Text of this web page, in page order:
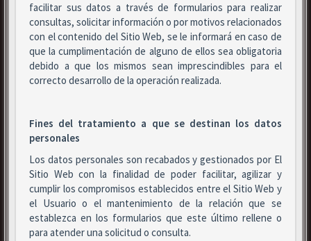
facilitar sus datos a través de formularios para realizar
consultas, solicitar información o por motivos relacionados
con el contenido del Sitio Web, se le informará en caso de
que la cumplimentación de alguno de ellos sea obligatoria
debido a que los mismos sean imprescindibles para el
correcto desarrollo de la operación realizada.
Fines del tratamiento a que se destinan los datos
personales
Los datos personales son recabados y gestionados por El
Sitio Web con la finalidad de poder facilitar, agilizar y
cumplir los compromisos establecidos entre el Sitio Web y
el Usuario o el mantenimiento de la relación que se
establezca en los formularios que este último rellene o
para atender una solicitud o consulta.